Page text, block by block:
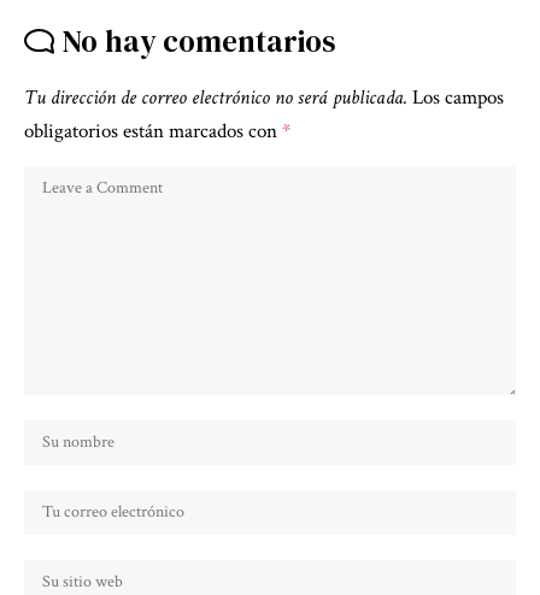
No hay comentarios
Tu dirección de correo electrónico no será publicada. Los campos
obligatorios están marcados con*